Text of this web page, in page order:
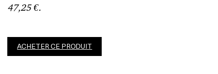
47,25 €.
ACHETER CE PRODUIT